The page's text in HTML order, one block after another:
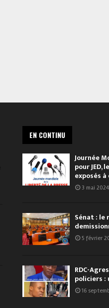
EN CONTINU
Journée
pour
exposés
3 mai 2024
Sénat :
5 février
RDC-
policiers :
16